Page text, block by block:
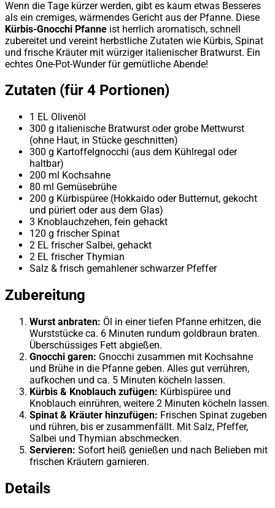
Wenn die Tage kürzer werden, gibt es kaum etwas Besseres
als ein cremiges, wärmendes Gericht aus der Pfanne. Diese
Kürbis-Gnocchi Pfanne ist herrlich aromatisch, schnell
zubereitet und vereint herbstliche Zutaten wie Kürbis, Spinat
und frische Kräuter mit würziger italienischer Bratwurst. Ein
echtes One-Pot-Wunder für gemütliche Abende!
Zutaten (für 4 Portionen)
1 EL Olivenöl
300 g italienische Bratwurst oder grobe Mettwurst
(ohne Haut, in Stücke geschnitten)
300 g Kartoffelgnocchi (aus dem Kühlregal oder
haltbar)
200 ml Kochsahne
80 ml Gemüsebrühe
200 g Kürbispüree (Hokkaido oder Butternut, gekocht
und püriert oder aus dem Glas)
3 Knoblauchzehen, fein gehackt
120 g frischer Spinat
2 EL frischer Salbei, gehackt
2 EL frischer Thymian
Salz & frisch gemahlener schwarzer Pfeffer
Zubereitung
Wurst anbraten: Öl in einer tiefen Pfanne erhitzen, die
Wurststücke ca. 6 Minuten rundum goldbraun braten.
Überschüssiges Fett abgießen.
Gnocchi garen: Gnocchi zusammen mit Kochsahne
und Brühe in die Pfanne geben. Alles gut verrühren,
aufkochen und ca. 5 Minuten köcheln lassen.
Kürbis & Knoblauch zufügen: Kürbispüree und
Knoblauch einrühren, weitere 2 Minuten köcheln lassen.
Spinat & Kräuter hinzufügen: Frischen Spinat zugeben
und rühren, bis er zusammenfällt. Mit Salz, Pfeffer,
Salbei und Thymian abschmecken.
Servieren: Sofort heiß genießen und nach Belieben mit
frischen Kräutern garnieren.
Details